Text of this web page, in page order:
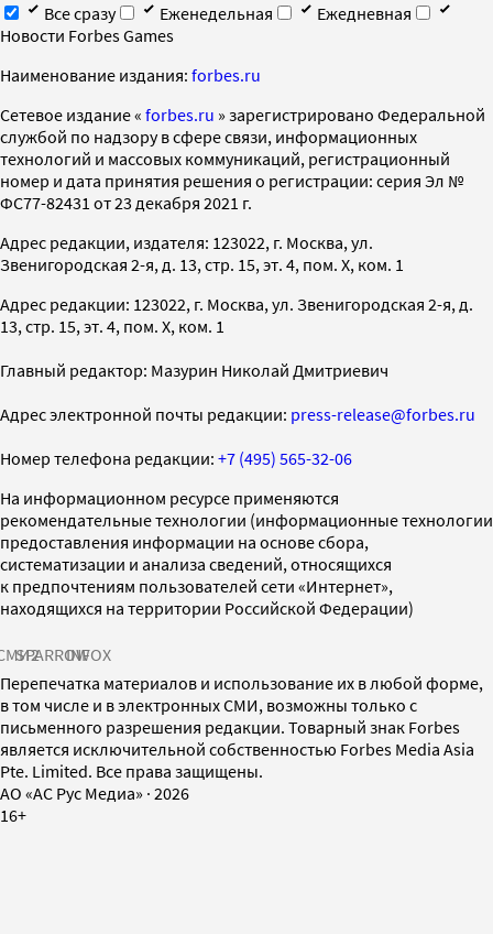
Все сразу
Еженедельная
Ежедневная
Новости Forbes Games
Наименование издания: forbes.ru
Cетевое издание « forbes.ru » зарегистрировано Федеральной
службой по надзору в сфере связи, информационных
технологий и массовых коммуникаций, регистрационный
номер и дата принятия решения о регистрации: серия Эл №
ФС77-82431 от 23 декабря 2021 г.
Адрес редакции, издателя: 123022, г. Москва, ул.
Звенигородская 2-я, д. 13, стр. 15, эт. 4, пом. X, ком. 1
Адрес редакции: 123022, г. Москва, ул. Звенигородская 2-я, д.
13, стр. 15, эт. 4, пом. X, ком. 1
Главный редактор: Мазурин Николай Дмитриевич
Адрес электронной почты редакции: press-release@forbes.ru
Номер телефона редакции: +7 (495) 565-32-06
На информационном ресурсе применяются
рекомендательные технологии (информационные технологии
предоставления информации на основе сбора,
систематизации и анализа сведений, относящихся
к предпочтениям пользователей сети «Интернет»,
находящихся на территории Российской Федерации)
SPARROWINFOX
Перепечатка материалов и использование их в любой форме,
в том числе и в электронных СМИ, возможны только с
письменного разрешения редакции. Товарный знак Forbes
является исключительной собственностью Forbes Media Asia
Pte. Limited. Все права защищены.
AO «АС Рус Медиа» · 2026
16+